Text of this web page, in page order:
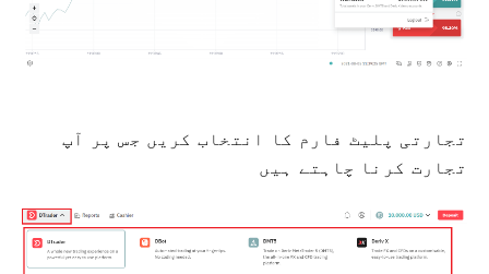
تجارتی پلیٹ فارم کا انتخاب کریں جس پر آپ
تجارت کرنا چاہتے ہیں